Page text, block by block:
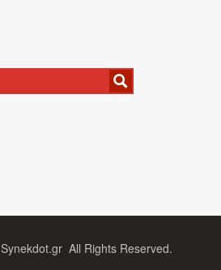
Synekdot.gr All Rights Reserved.